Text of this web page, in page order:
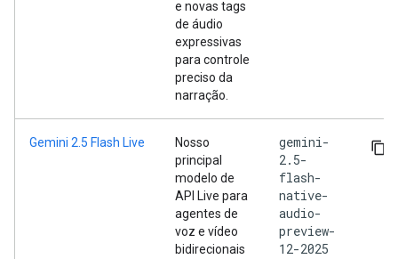
e novas tags
de áudio
expressivas
para controle
preciso da
narração.
Gemini 2.5 Flash Live
Nosso
principal
modelo de
API Live para
agentes de
voz e vídeo
bidirecionais
gemini-
2.5-
flash-
native-
audio-
preview-
12-2025